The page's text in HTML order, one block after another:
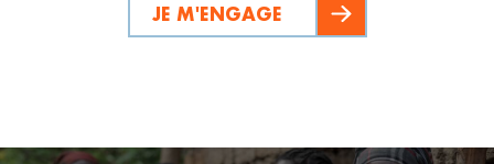
JE M'ENGAGE